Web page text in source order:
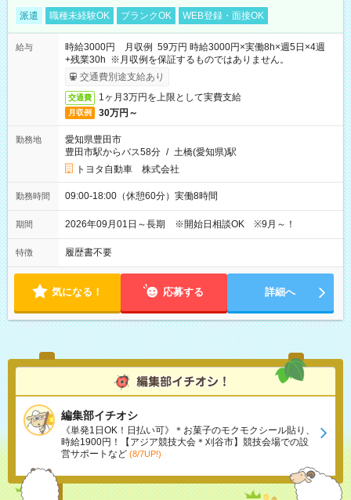
派遣 職種未経験OK ブランクOK WEB登録・面接OK
給与
時給3000円 月収例 59万円 時給3000円×実働8h×週5日×4週
+残業30h ※月収例を保証するものではありません。
交通費別途支給あり
交通費 1ヶ月3万円を上限として実費支給
月収例 30万円～
勤務地
愛知県豊田市
豊田市駅からバス58分 / 土橋(愛知県)駅
トヨタ自動車 株式会社
勤務時間 09:00-18:00（休憩60分）実働8時間
期間 2026年09月01日～長期 ※開始日相談OK ※9月～！
特徴 履歴書不要
気になる！ 応募する 詳細へ
編集部イチオシ
《単発1日OK！日払い可》＊お菓子のモクモクシール貼り、
時給1900円！【アジア競技大会＊刈谷市】競技会場での設
営サポートなど (8/7UP!)